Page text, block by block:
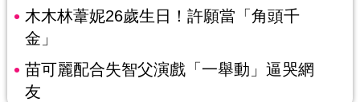
木木林葦妮26歲生日！許願當「角頭千
金」
苗可麗配合失智父演戲「一舉動」逼哭網
友